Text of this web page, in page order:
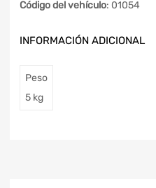
Código del vehículo: 01054
INFORMACIÓN ADICIONAL
Peso
5 kg